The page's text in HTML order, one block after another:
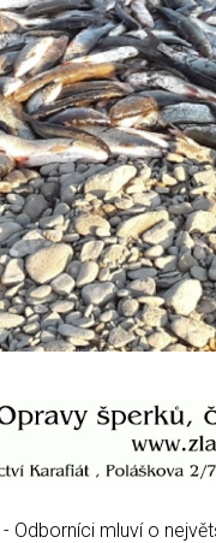
- Odborníci mluví o